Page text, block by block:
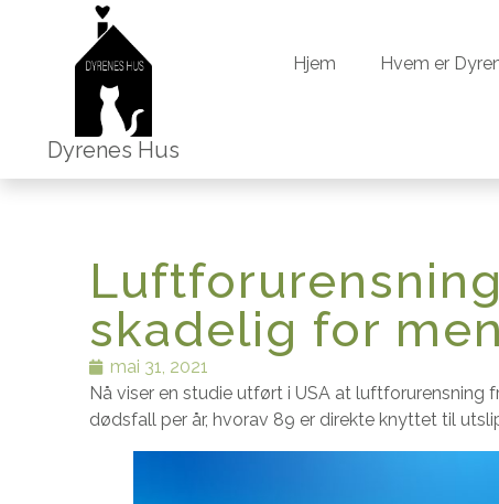
Dyrenes Hus
Hjem Hvem er
skadelig for
mai 31, 2021
Nå viser en studie utført i USA at
dødsfall per år, hvorav 89 er direkte knyttet til